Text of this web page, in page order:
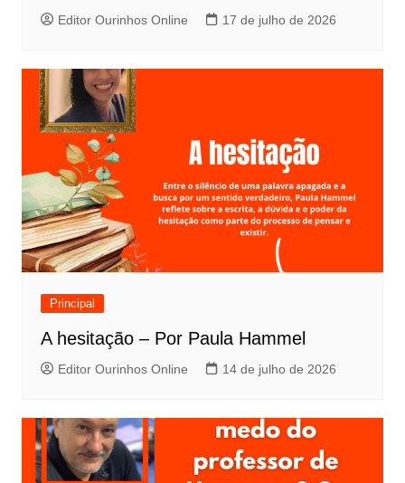
Editor Ourinhos Online 17 de julho de 2026
Principal
A hesitação – Por Paula Hammel
Editor Ourinhos Online 14 de julho de 2026